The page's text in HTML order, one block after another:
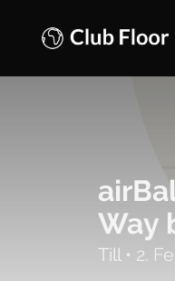
Way
Till • 2.